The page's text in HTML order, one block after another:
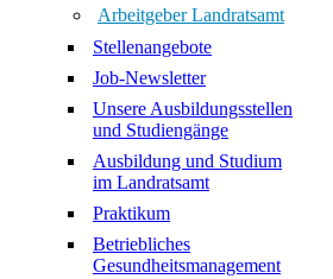
Arbeitgeber Landratsamt
Stellenangebote
Job-Newsletter
Unsere Ausbildungsstellen
und Studiengänge
Ausbildung und Studium
im Landratsamt
Praktikum
Betriebliches
Gesundheitsmanagement